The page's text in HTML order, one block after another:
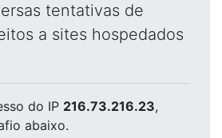
tentativas de
a sites hospedados
do IP 216.73.216.23,
abaixo.